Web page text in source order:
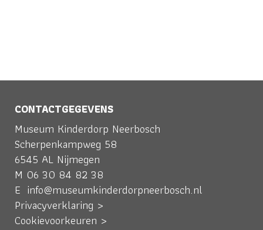
CONTACTGEGEVENS
Museum Kinderdorp Neerbosch
Scherpenkampweg 58
6545 AL Nijmegen
M 06 30 84 82 38
E info@museumkinderdorpneerbosch.nl
Privacyverklaring >
Cookievoorkeuren >